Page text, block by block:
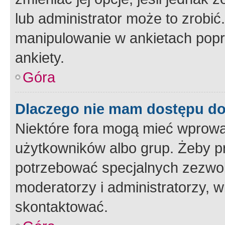
lub administrator może to
manipulowanie w ankietach
ankiety.
Góra
Dlaczego nie mam dostępu
Niektóre fora mogą mieć
użytkowników albo grup. Żeby
potrzebować specjalnych
moderatorzy i administratorzy,
skontaktować.